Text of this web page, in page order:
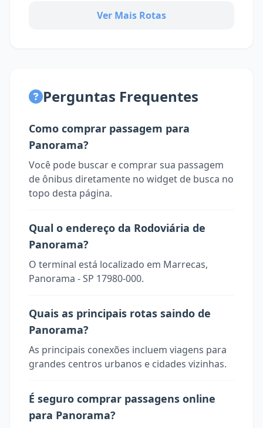
Ver Mais Rotas
Perguntas Frequentes
Como comprar passagem para
Panorama?
Você pode buscar e comprar sua passagem
de ônibus diretamente no widget de busca no
topo desta página.
Qual o endereço da Rodoviária de
Panorama?
O terminal está localizado em Marrecas,
Panorama - SP 17980-000.
Quais as principais rotas saindo de
Panorama?
As principais conexões incluem viagens para
grandes centros urbanos e cidades vizinhas.
É seguro comprar passagens online
para Panorama?